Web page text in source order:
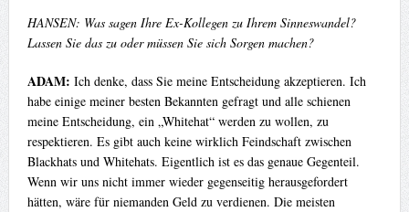
HANSEN: Was sagen Ihre Ex-Kollegen zu Ihrem Sinneswandel?
Lassen Sie das zu oder müssen Sie sich Sorgen machen?
ADAM: Ich denke, dass Sie meine Entscheidung akzeptieren. Ich
habe einige meiner besten Bekannten gefragt und alle schienen
meine Entscheidung, ein „Whitehat“ werden zu wollen, zu
respektieren. Es gibt auch keine wirklich Feindschaft zwischen
Blackhats und Whitehats. Eigentlich ist es das genaue Gegenteil.
Wenn wir uns nicht immer wieder gegenseitig herausgefordert
hätten, wäre für niemanden Geld zu verdienen. Die meisten